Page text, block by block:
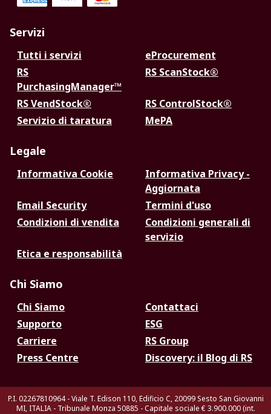
Servizi
Tutti i servizi
eProcurement
RS
PurchasingManager™
RS ScanStock®
RS VendStock®
RS ControlStock®
Servizio di taratura
MePA
Legale
Informativa Cookie
Informativa Privacy -
Aggiornata
Email Security
Termini d'uso
Condizioni di vendita
Condizioni generali di
servizio
Etica e responsabilità
Chi Siamo
Chi Siamo
Contattaci
Supporto
ESG
Carriere
RS Group
Press Centre
Discovery: il Blog di RS
P.I. 02267810964 - Viale T. Edison 110, Edificio C, 20099 Sesto San Giovanni
MI, ITALIA - Tribunale Monza 50885 - Capitale sociale € 3.900.000 (int.